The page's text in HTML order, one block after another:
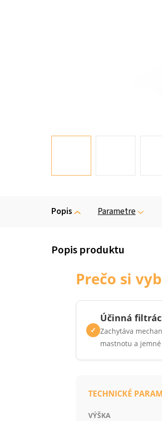
Popis Parametre
Prečo si
✓
Účinná
Zachytáva
mastnotu a
TECHNICKÉ
VÝŠKA